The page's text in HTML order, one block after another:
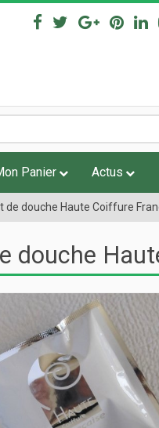
Panier Actus
de douche Haute Coiffure
douche